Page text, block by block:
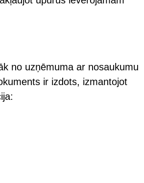
no uzņēmuma ar nosaukumu
ir izdots, izmantojot